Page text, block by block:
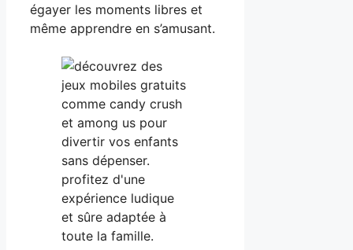
égayer les moments libres et
même apprendre en s’amusant.